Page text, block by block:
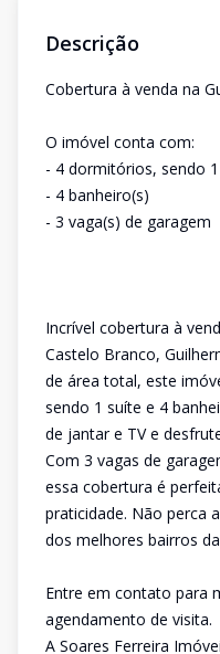
Descrição
Cobertura à venda na
O imóvel conta com:
- 4 dormitórios, sendo
- 4 banheiro(s)
- 3 vaga(s) de garagem
Incrível cobertura à
Castelo Branco,
de área total, este
sendo 1 suíte e 4
de jantar e TV e
Com 3 vagas de
essa cobertura é
praticidade. Não perca
dos melhores bairros
Entre em contato para
agendamento de visita.
A Soares Ferreira